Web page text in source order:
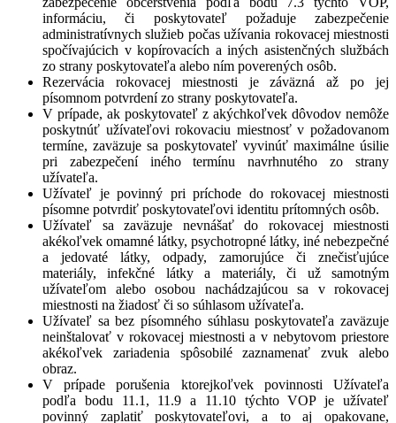
informáciu, či poskytovateľ požaduje zabezpečenie
administratívnych služieb počas užívania rokovacej miestnosti
spočívajúcich v kopírovacích a iných asistenčných službách
zo strany poskytovateľa alebo ním poverených osôb.
Rezervácia rokovacej miestnosti je záväzná až po jej
písomnom potvrdení zo strany poskytovateľa.
V prípade, ak poskytovateľ z akýchkoľvek dôvodov nemôže
poskytnúť užívateľovi rokovaciu miestnosť v požadovanom
termíne, zaväzuje sa poskytovateľ vyvinúť maximálne úsilie
pri zabezpečení iného termínu navrhnutého zo strany
užívateľa.
Užívateľ je povinný pri príchode do rokovacej miestnosti
písomne potvrdiť poskytovateľovi identitu prítomných osôb.
Užívateľ sa zaväzuje nevnášať do rokovacej miestnosti
akékoľvek omamné látky, psychotropné látky, iné nebezpečné
a jedovaté látky, odpady, zamorujúce či znečisťujúce
materiály, infekčné látky a materiály, či už samotným
užívateľom alebo osobou nachádzajúcou sa v rokovacej
miestnosti na žiadosť či so súhlasom užívateľa.
Užívateľ sa bez písomného súhlasu poskytovateľa zaväzuje
neinštalovať v rokovacej miestnosti a v nebytovom priestore
akékoľvek zariadenia spôsobilé zaznamenať zvuk alebo
obraz.
V prípade porušenia ktorejkoľvek povinnosti Užívateľa
podľa bodu 11.1, 11.9 a 11.10 týchto VOP je užívateľ
povinný zaplatiť poskytovateľovi, a to aj opakovane,